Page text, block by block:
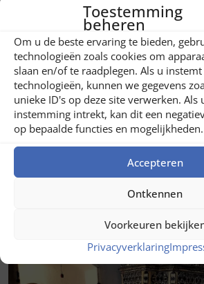
Toestemming
beheren
Om u de beste ervaring te bieden,
technologieën zoals cookies om
slaan en/of te raadplegen. Als u
technologieën, kunnen we gegevens
unieke ID's op deze site verwerken.
instemming intrekt, kan dit een
op bepaalde functies en mogelijkheden.
Accepteren
Ontkennen
Voorkeuren
Privacyverklaring